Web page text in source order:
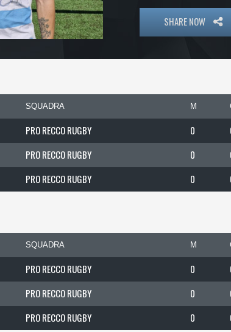
SHARE NOW
SQUADRA M
PRO RECCO RUGBY 0
PRO RECCO RUGBY 0
PRO RECCO RUGBY 0
SQUADRA M
PRO RECCO RUGBY 0
PRO RECCO RUGBY 0
PRO RECCO RUGBY 0